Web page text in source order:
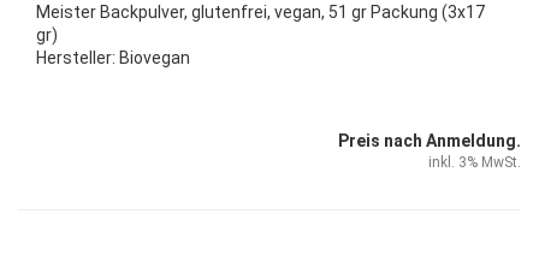
Meister Backpulver, glutenfrei, vegan, 51 gr Packung (3x17
gr)
Hersteller: Biovegan
Preis nach Anmeldung.
inkl. 3% MwSt.